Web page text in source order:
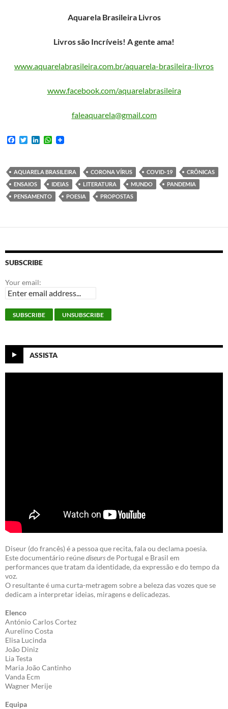
Aquarela Brasileira Livros
Livros são Incríveis! A gente ama!
www.aquarelabrasileira.com.br/aquarela-brasileira-livros
www.facebook.com/aquarelabrasileira
faleaquarela@gmail.com
F
b
o
o
k
T
t
e
r
e
d
I
n
W
s
A
p
AQUARELA BRASILEIRA CORONA VÍRUS COVID-19
CRÔNICAS
ENSAIOS
IDEIAS LITERATURA MUNDO
PANDEMIA
PENSAMENTO
POESIA PROPOSTAS
SUBSCRIBE
Your email:
ASSISTA
Diseur (do francês) é a pessoa que recita, fala ou declama poesia.
Este documentário reúnediseursde Portugal e Brasil em
performances que tratam da identidade, da expressão e do tempo da
voz.
O resultante é uma curta-metragem sobre a beleza das vozes que se
dedicam a interpretar ideias, miragens e delicadezas.
Elenco
António Carlos Cortez
Aurelino Costa
Elisa Lucinda
João Diniz
Lia Testa
Maria João Cantinho
Vanda Ecm
Wagner Merije
Equipa